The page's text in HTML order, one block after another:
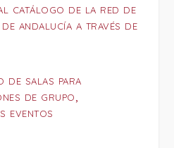
catálogo de la red de
andalucía a través de
de salas para
de grupo,
eventos